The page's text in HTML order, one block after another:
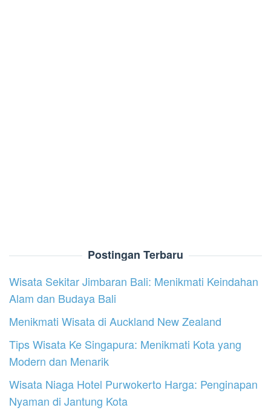
Postingan Terbaru
Wisata Sekitar Jimbaran Bali: Menikmati Keindahan
Alam dan Budaya Bali
Menikmati Wisata di Auckland New Zealand
Tips Wisata Ke Singapura: Menikmati Kota yang
Modern dan Menarik
Wisata Niaga Hotel Purwokerto Harga: Penginapan
Nyaman di Jantung Kota